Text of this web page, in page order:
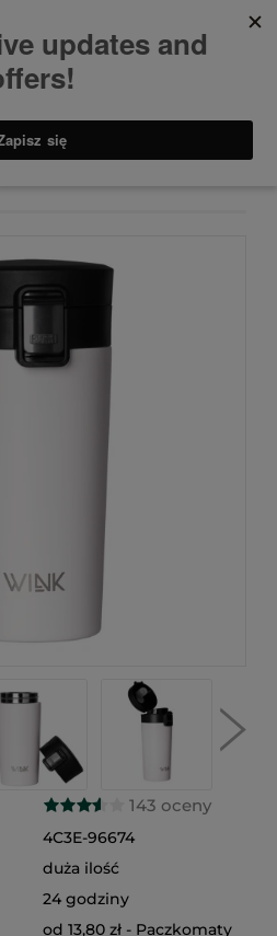
143 oceny
4C3E-96674
duża ilość
24 godziny
od 13,80 zł - Paczkomaty